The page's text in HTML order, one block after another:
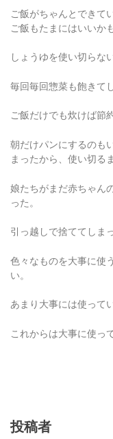
ご飯がちゃんとできて
ご飯もたまにはいいかも
しょうゆを使い切らな
毎回毎回惣菜も飽きて
ご飯だけでも炊けば節
朝だけパンにするのも
まったから、使い切る
娘たちがまだ赤ちゃん
った。
引っ越しで捨ててしま
色々なものを大事に使
い。
あまり大事には使って
これからは大事に使っ
投稿者